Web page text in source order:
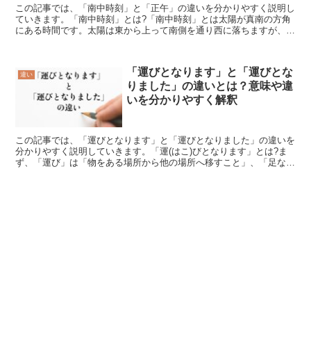
この記事では、「南中時刻」と「正午」の違いを分かりやすく説明し
ていきます。「南中時刻」とは?「南中時刻」とは太陽が真南の方角
にある時間です。太陽は東から上って南側を通り西に落ちますが、太
違い
「運びとなります」と「運びとな
りました」の違いとは？意味や違
いを分かりやすく解釈
この記事では、「運びとなります」と「運びとなりました」の違いを
分かりやすく説明していきます。「運(はこ)びとなります」とは?ま
ず、「運び」は「物をある場所から他の場所へ移すこと」、「足など